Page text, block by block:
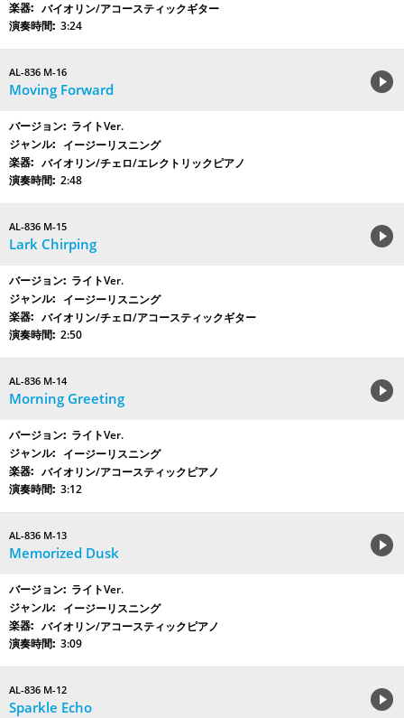
バイオリン/アコースティックギター
3:24
AL-836 M-16
Moving Forward
ライトVer.
イージーリスニング
バイオリン/チェロ/エレクトリックピアノ
2:48
AL-836 M-15
Lark Chirping
ライトVer.
イージーリスニング
バイオリン/チェロ/アコースティックギター
2:50
AL-836 M-14
Morning Greeting
ライトVer.
イージーリスニング
バイオリン/アコースティックピアノ
3:12
AL-836 M-13
Memorized Dusk
ライトVer.
イージーリスニング
バイオリン/アコースティックピアノ
3:09
AL-836 M-12
Sparkle Echo